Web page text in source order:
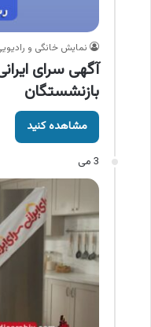
نمایش خانگی و
آگهی سرای
بازنشستگان
مشاهده کنید
3 می